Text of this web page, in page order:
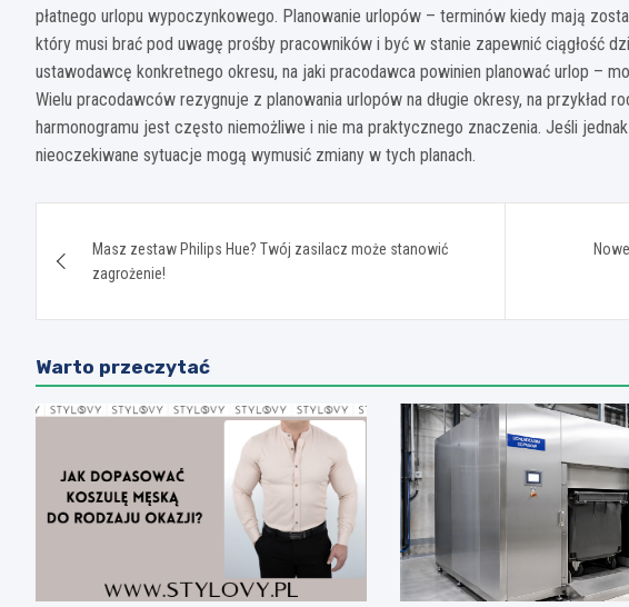
płatnego urlopu wypoczynkowego. Planowanie urlopów – terminów kiedy mają
który musi brać pod uwagę prośby pracowników i być w stanie zapewnić ciągłość
ustawodawcę konkretnego okresu, na jaki pracodawca powinien planować urlop –
Wielu pracodawców rezygnuje z planowania urlopów na długie okresy, na przykład
harmonogramu jest często niemożliwe i nie ma praktycznego znaczenia. Jeśli
nieoczekiwane sytuacje mogą wymusić zmiany w tych planach.
wpisuMasz zestaw Philips Hue? Twój zasilacz może stanowić
zagrożenie!
Warto przeczytać